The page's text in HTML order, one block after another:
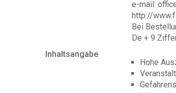
e-mail:
http://
Bei
De + 9
Inhaltsangabe
Hohe